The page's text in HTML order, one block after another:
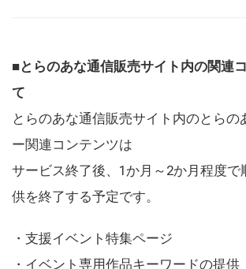
■とらのあな通信販売サイト内の関連
て
とらのあな通信販売サイト内のとらの
ー関連コンテンツは
サービス終了後、1か月～2か月程度で
供を終了する予定です。
・支援イベント特集ページ
・イベント専用作品キーワードの提供